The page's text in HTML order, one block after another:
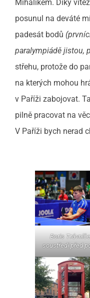
Mihálikem. Díky
posunul na deváté
padesát bodů
paralympiádě jistou,
střehu, protože do
na kterých mohou
v Paříži zabojovat.
pilně pracovat na
V Paříži bych nerad
Boris
soustředí před